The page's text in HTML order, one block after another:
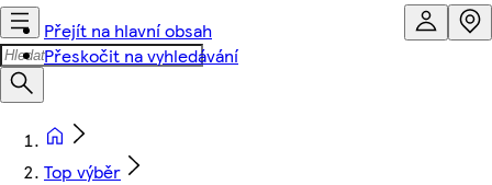
Přejít na hlavní obsah
Přeskočit na vyhledávání
Top výběr